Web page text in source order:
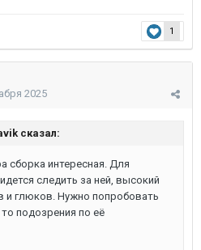
1
2025
сказал:
сборка интересная. Для
следить за ней, высокий
и глюков. Нужно попробовать
подозрения по её